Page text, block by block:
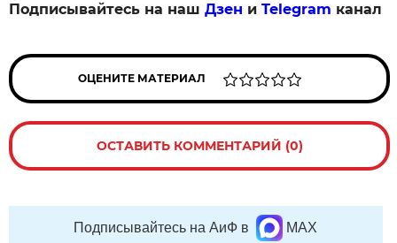
Подписывайтесь на нашДзен иTelegram канал
ОЦЕНИТЕ МАТЕРИАЛ
ОСТАВИТЬ КОММЕНТАРИЙ (0)
Подписывайтесь на АиФ в MAX